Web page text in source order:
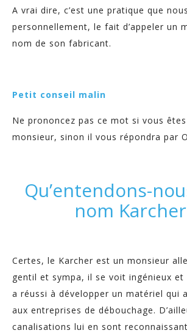
A vrai dire, c’est une pratique que
personnellement, le fait d’appeler un
nom de son fabricant.
Petit conseil malin
Ne prononcez pas ce mot si vous
monsieur, sinon il vous répondra par
Qu’entendons-
nom
Certes, le Karcher est un monsieur
gentil et sympa, il se voit ingénieux et
a réussi à développer un matériel qui
aux entreprises de débouchage.
canalisations lui en sont